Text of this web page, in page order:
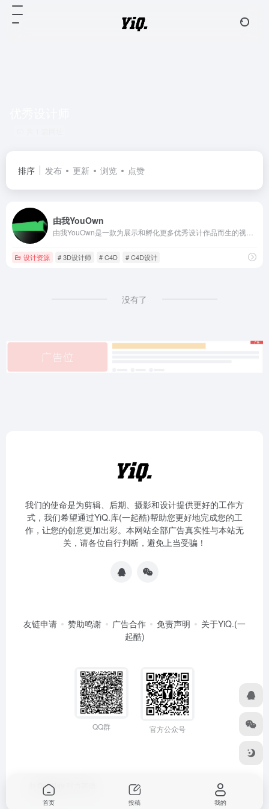
排序 发布 更新 浏览 点赞
由我YouOwn
设计资源 # 3D设计师 # C4D # C4D设计
没有了
我们的使命是为剪辑、后期、摄影和设计提供更好的工作方
式，我们希望通过YiQ.库(一起酷)帮助您更好地完成您的工
作，让您的创意更加出彩。本网站全部广告真实性与本站无
关，请各位自行判断，避免上当受骗！
友链申请 赞助鸣谢 广告合作 免责声明
关于YiQ.(一
起酷)
QQ群 官方公众号
OneNav
首页 投稿 我的